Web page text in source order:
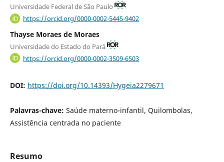
Universidade Federal de São Paulo
https://orcid.org/0000-0002-5445-9402
Thayse Moraes de Moraes
Universidade do Estado do Pará
https://orcid.org/0000-0002-3509-6503
DOI: https://doi.org/10.14393/Hygeia2279671
Palavras-chave: Saúde materno-infantil, Quilombolas,
Assistência centrada no paciente
Resumo